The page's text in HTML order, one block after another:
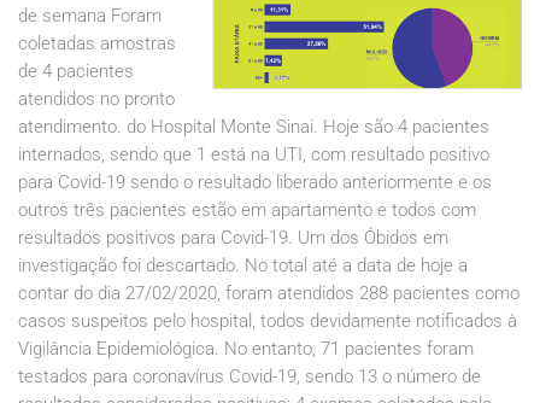
de semana Foram
coletadas amostras
de 4 pacientes
atendidos no pronto
atendimento. do Hospital Monte Sinai. Hoje são 4 pacientes
internados, sendo que 1 está na UTI, com resultado positivo
para Covid-19 sendo o resultado liberado anteriormente e os
outros três pacientes estão em apartamento e todos com
resultados positivos para Covid-19. Um dos Óbidos em
investigação foi descartado. No total até a data de hoje a
contar do dia 27/02/2020, foram atendidos 288 pacientes como
casos suspeitos pelo hospital, todos devidamente notificados à
Vigilância Epidemiológica. No entanto, 71 pacientes foram
testados para coronavírus Covid-19, sendo 13 o número de